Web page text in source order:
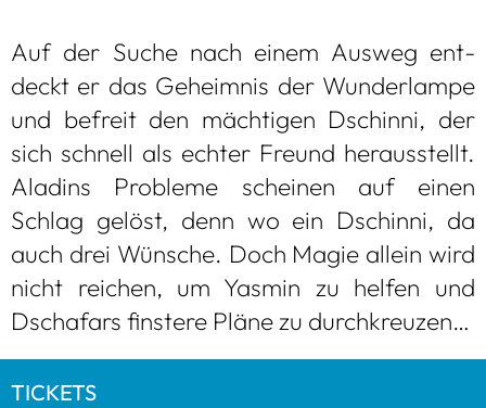
Auf der Suche nach einem Aus­weg ent­
deckt er das Geheim­nis der Wun­der­lampe
und befreit den mäch­ti­gen Dschinni, der
sich schnell als ech­ter Freund her­aus­stellt.
Ala­dins Pro­bleme schei­nen auf einen
Schlag gelöst, denn wo ein Dschinni, da
auch drei Wün­sche. Doch Magie allein wird
nicht rei­chen, um Yas­min zu hel­fen und
Dschafars fins­tere Pläne zu durch­kreu­zen…
TICKETS